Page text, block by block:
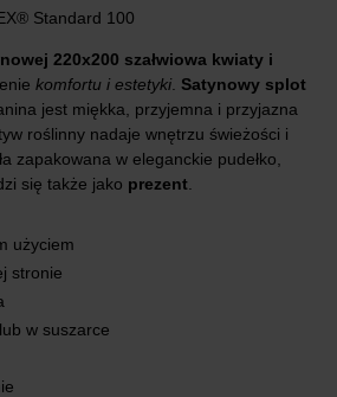
Standard 100
220x200 szałwiowa kwiaty i
komfortu i estetyki Satynowy splot
jest miękka, przyjemna i przyjazna
roślinny nadaje wnętrzu świeżości i
zapakowana w eleganckie pudełko,
się także jako prezent
użyciem
stronie
w suszarce